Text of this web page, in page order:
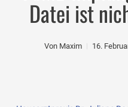
Datei ist
Von Maxim 16.